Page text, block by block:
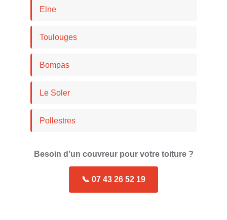
Elne
Toulouges
Bompas
Le Soler
Pollestres
Besoin d’un couvreur pour votre toiture ?
📞 07 43 26 52 19